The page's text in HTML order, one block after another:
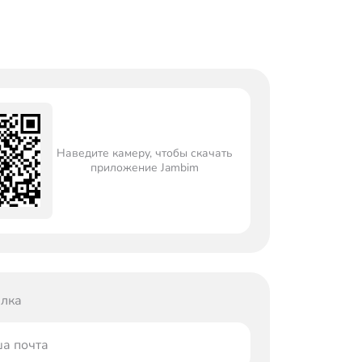
Наведите камеру, чтобы скачать
приложение Jambim
почта